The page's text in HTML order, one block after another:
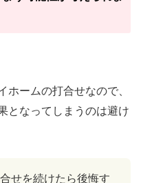
ームの打合せなので、
となってしまうのは避け
せを続けたら後悔す